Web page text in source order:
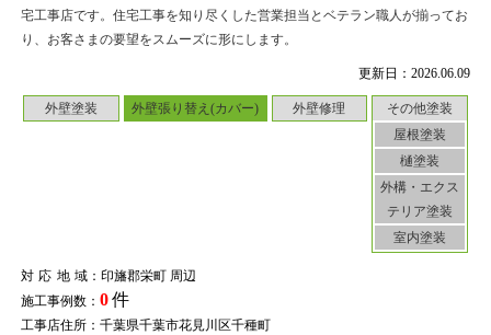
更新日：2026.06.09
外壁塗装 外壁張り替え(カバー) 外壁修理
その他塗装
屋根塗装
樋塗装
外構・エクス
テリア塗装
室内塗装
対応地域：印旛郡栄町 周辺
施工事例数： 0件
工事店住所：千葉県千葉市花見川区千種町
宅工事店です。住宅工事を知り尽くした営業担当とベテラン職人が揃ってお
り、お客さまの要望をスムーズに形にします。